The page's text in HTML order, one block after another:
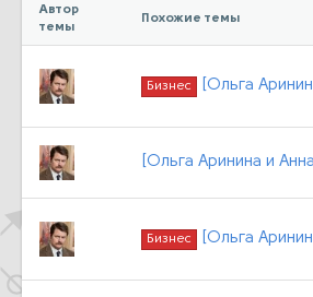
Автор
темы
Похожие темы
Бизнес [Ольга
[Ольга Аринина и
Бизнес [Ольга